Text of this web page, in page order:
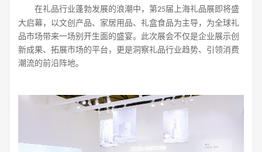
在礼品行业蓬勃发展的浪潮中，第25届上海礼品展即将盛
大启幕，以文创产品、家居用品、礼盒食品为主导，为全球礼
品市场带来一场别开生面的盛宴。此次展会不仅是企业展示创
新成果、拓展市场的平台，更是洞察礼品行业趋势、引领消费
潮流的前沿阵地。